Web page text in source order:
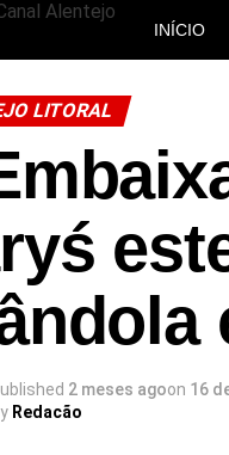
INÍCIO
LITORAL
2 meses agoon 16
Redacão